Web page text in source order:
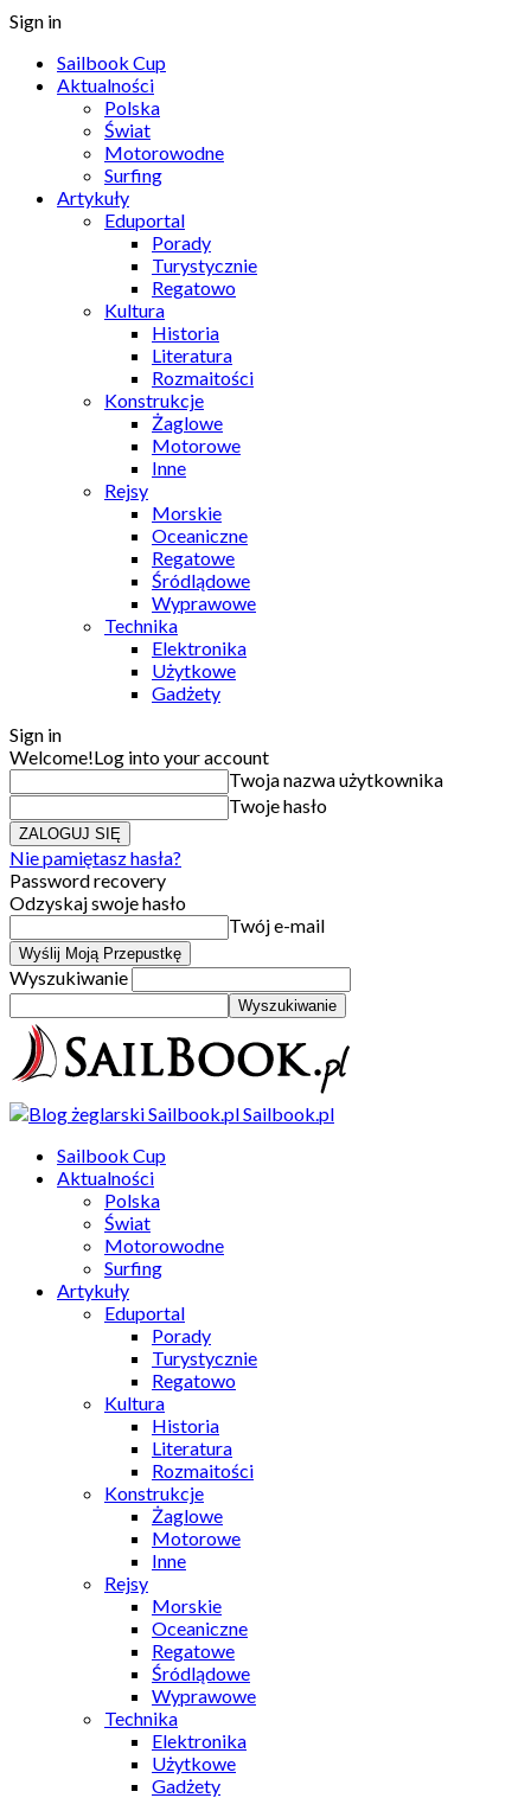
Sign in
Sailbook Cup
Aktualności
Polska
Świat
Motorowodne
Surfing
Artykuły
Eduportal
Porady
Turystycznie
Regatowo
Kultura
Historia
Literatura
Rozmaitości
Konstrukcje
Żaglowe
Motorowe
Inne
Rejsy
Morskie
Oceaniczne
Regatowe
Śródlądowe
Wyprawowe
Technika
Elektronika
Użytkowe
Gadżety
Sign in
Welcome!Log into your account
Twoja nazwa użytkownika
Twoje hasło
Nie pamiętasz hasła?
Password recovery
Odzyskaj swoje hasło
Twój e-mail
Wyszukiwanie
Sailbook.pl
Sailbook Cup
Aktualności
Polska
Świat
Motorowodne
Surfing
Artykuły
Eduportal
Porady
Turystycznie
Regatowo
Kultura
Historia
Literatura
Rozmaitości
Konstrukcje
Żaglowe
Motorowe
Inne
Rejsy
Morskie
Oceaniczne
Regatowe
Śródlądowe
Wyprawowe
Technika
Elektronika
Użytkowe
Gadżety